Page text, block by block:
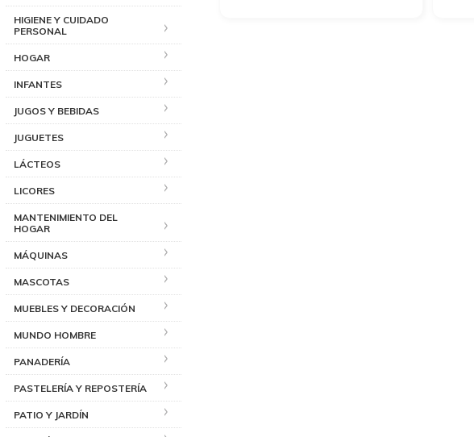
HIGIENE Y CUIDADO
PERSONAL
HOGAR
INFANTES
JUGOS Y BEBIDAS
JUGUETES
LÁCTEOS
LICORES
MANTENIMIENTO DEL
HOGAR
MÁQUINAS
MASCOTAS
MUEBLES Y DECORACIÓN
MUNDO HOMBRE
PANADERÍA
PASTELERÍA Y REPOSTERÍA
PATIO Y JARDÍN